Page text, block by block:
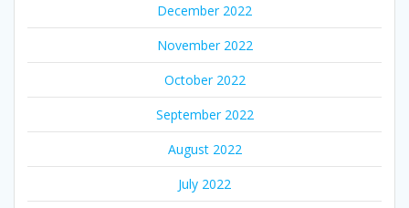
December 2022
November 2022
October 2022
September 2022
August 2022
July 2022